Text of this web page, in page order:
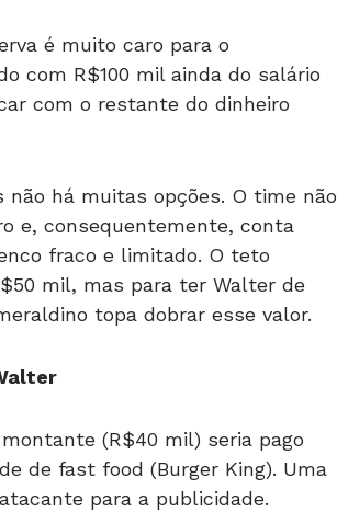
é muito caro para o
com R$100 mil ainda do salário
com o restante do dinheiro
não há muitas opções. O time não
e, consequentemente, conta
fraco e limitado. O teto
mil, mas para ter Walter de
topa dobrar esse valor.
(R$40 mil) seria pago
de fast food (Burger King). Uma
para a publicidade.